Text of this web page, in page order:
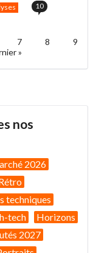
10
7 8
9
»
nos
2026
techniques
tech
Horizons
2027